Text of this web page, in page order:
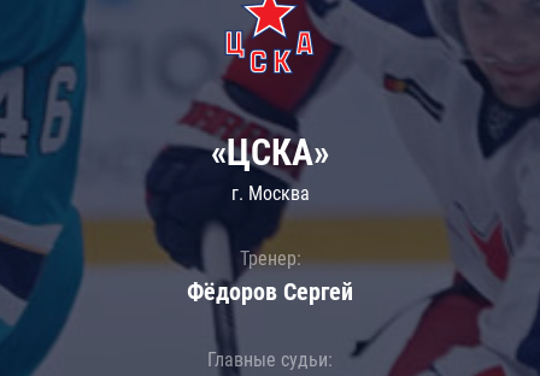
«ЦСКА»
г. Москва
Тренер:
Фёдоров Сергей
Главные судьи: